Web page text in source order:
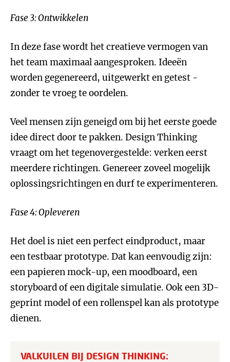
Fase 3: Ontwikkelen
In deze fase wordt het creatieve vermogen van
het team maximaal aangesproken. Ideeën
worden gegenereerd, uitgewerkt en getest -
zonder te vroeg te oordelen.
Veel mensen zijn geneigd om bij het eerste goede
idee direct door te pakken. Design Thinking
vraagt om het tegenovergestelde: verken eerst
meerdere richtingen. Genereer zoveel mogelijk
oplossingsrichtingen en durf te experimenteren.
Fase 4: Opleveren
Het doel is niet een perfect eindproduct, maar
een testbaar prototype. Dat kan eenvoudig zijn:
een papieren mock-up, een moodboard, een
storyboard of een digitale simulatie. Ook een 3D-
geprint model of een rollenspel kan als prototype
dienen.
VALKUILEN BIJ DESIGN THINKING: